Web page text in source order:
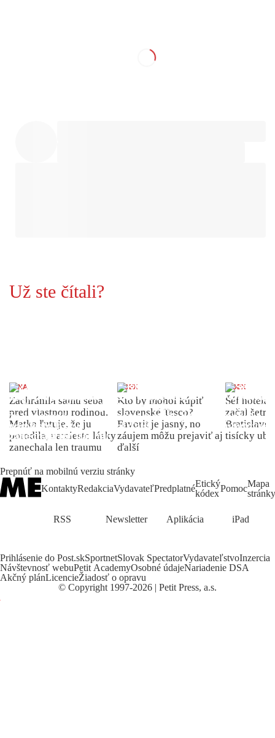
Už ste čítali?
ŽENA
Zachránila samu seba
pred vlastnou rodinou.
Matka ľutuje, že ju
porodila, namiesto lásky
zanechala len traumu
INDEX
Kto by mohol kúpiť
slovenské Tesco?
Favorit je jasný, no
záujem môžu prejaviť aj
ďalší
INDEX
Šéf
začal
Bratislave
tisícky
Prepnúť na mobilnú verziu stránky
KontaktyRedakciaVydavateľPredplatnéEtický
kódexPomocMapa
stránky
RSS Newsletter Aplikácia iPad
Prihlásenie do Post.skSportnetSlovak SpectatorVydavateľstvoInzercia
Návštevnosť webuPetit AcademyOsobné údajeNariadenie DSA
Akčný plánLicencieŽiadosť o opravu
© Copyright 1997-2026 | Petit Press, a.s.